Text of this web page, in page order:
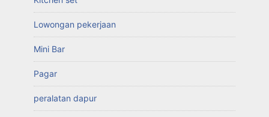
Lowongan pekerjaan
Mini Bar
Pagar
peralatan dapur